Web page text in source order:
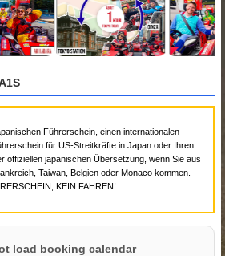
Führerschein, einen internationalen
für US-Streitkräfte in Japan oder Ihren
offiziellen japanischen Übersetzung, wenn Sie aus
Taiwan, Belgien oder Monaco kommen.
KEIN FAHREN!
load booking calendar